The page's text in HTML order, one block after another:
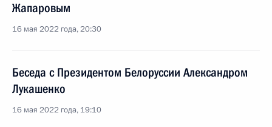
Жапаровым
16 мая 2022 года, 20:30
Беседа с Президентом Белоруссии Александром
Лукашенко
16 мая 2022 года, 19:10